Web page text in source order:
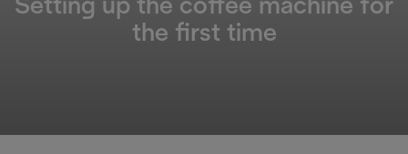
Setting up the coffee machine for
the first time